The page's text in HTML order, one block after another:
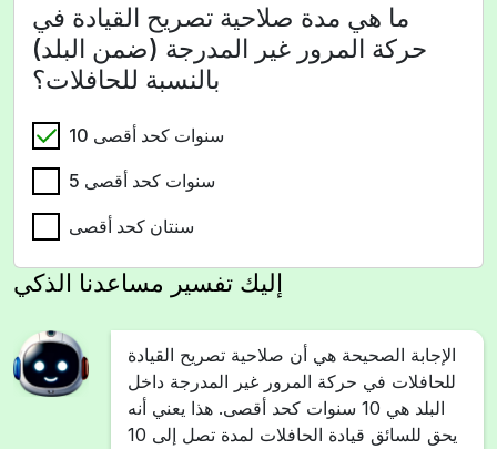
ما هي مدة صلاحية تصريح القيادة في
حركة المرور غير المدرجة (ضمن البلد)
بالنسبة للحافلات؟
10 سنوات كحد أقصى
5 سنوات كحد أقصى
سنتان كحد أقصى
إليك تفسير مساعدنا الذكي
الإجابة الصحيحة هي أن صلاحية تصريح القيادة
للحافلات في حركة المرور غير المدرجة داخل
البلد هي 10 سنوات كحد أقصى. هذا يعني أنه
يحق للسائق قيادة الحافلات لمدة تصل إلى 10